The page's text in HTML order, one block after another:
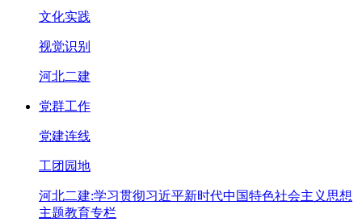
文化实践
视觉识别
河北二建
党群工作
党建连线
工团园地
河北二建:学习贯彻习近平新时代中国特色社会主义思想
主题教育专栏